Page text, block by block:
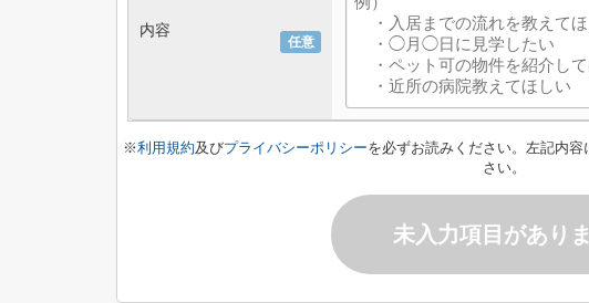
任意
内容
※利用規約及びプライバシーポリシーを必ずお読みください。左記内
さい。
未入力項目があり